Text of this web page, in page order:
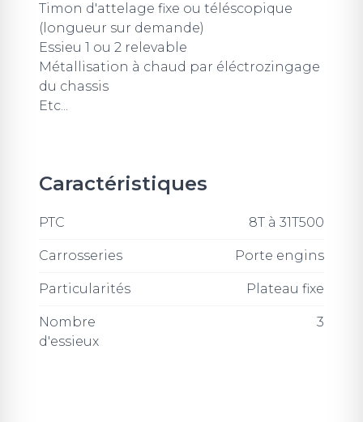
Timon d'attelage fixe ou téléscopique
(longueur sur demande)
Essieu 1 ou 2 relevable
Métallisation à chaud par éléctrozingage
du chassis
Etc...
Caractéristiques
PTC 8T à 31T500
Carrosseries Porte engins
Particularités Plateau fixe
Nombre
d'essieux
3